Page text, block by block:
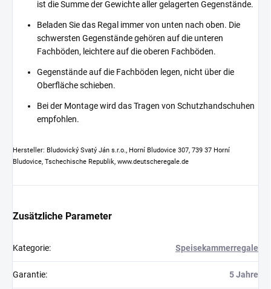
ist die Summe der Gewichte aller gelagerten Gegenstände.
Beladen Sie das Regal immer von unten nach oben. Die
schwersten Gegenstände gehören auf die unteren
Fachböden, leichtere auf die oberen Fachböden.
Gegenstände auf die Fachböden legen, nicht über die
Oberfläche schieben.
Bei der Montage wird das Tragen von Schutzhandschuhen
empfohlen.
Hersteller: Bludovický Svatý Ján s.r.o., Horní Bludovice 307, 739 37 Horní
Bludovice, Tschechische Republik, www.deutscheregale.de
Zusätzliche Parameter
Kategorie: Speisekammerregale
Garantie: 5 Jahre